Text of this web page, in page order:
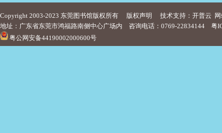
Copyright 2003-2023 东莞图书馆版权所有 版权声明 技术支持：开普云
地址：广东省东莞市鸿福路南侧中心广场内 咨询电话：0769-22834144 粤
粤公网安备44190002000600号